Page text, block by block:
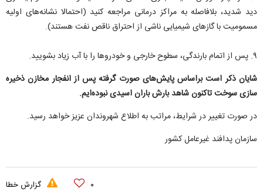
دید شدید، بلافاصله به مراکز درمانی مراجعه کنید (احتمالا نشانه‌های اولیه
مسمومیت با گاز‌های شیمیایی ناشی از احتراق ناقص نفت هستند).
۹. پس از اتمام بارندگی، سطوح خارجی و خودرو‌ها را با آب زیاد بشویید.
شایان ذکر است براساس پایش‌های صورت گرفته پس از انفجار مخازن ذخیره
سازی سوخت تاکنون شاهد بارش باران اسیدی نبوده‌ایم.
در صورت تغییر در شرایط، مراتب به اطلاع شهروندان عزیز خواهد رسید.
سازمان پدافند غیرعامل کشور
۰ گزارش خطا